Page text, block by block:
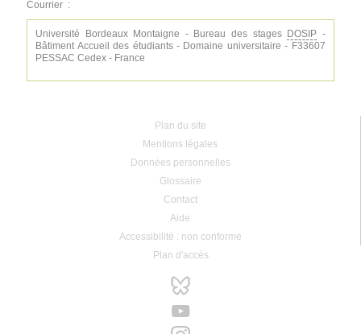
Courrier :
Université Bordeaux Montaigne - Bureau des stages DOSIP -
Bâtiment Accueil des étudiants - Domaine universitaire - F33607
PESSAC Cedex - France
Plan du site
Mentions légales
Données personnelles
Glossaire
Contact
Aide
Accessibilité : non conforme
Plan d'accès